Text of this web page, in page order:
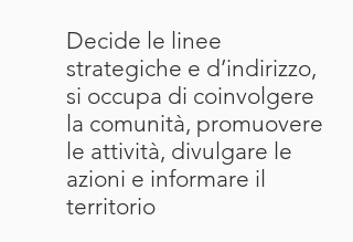
Decide le linee
strategiche e d’indirizzo,
si occupa di coinvolgere
la comunità, promuovere
le attività, divulgare le
azioni e informare il
territorio